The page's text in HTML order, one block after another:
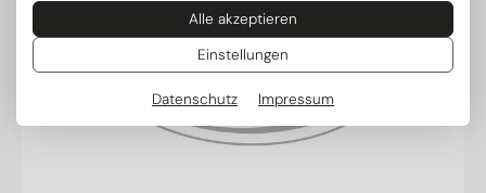
Alle akzeptieren
Einstellungen
Datenschutz Impressum